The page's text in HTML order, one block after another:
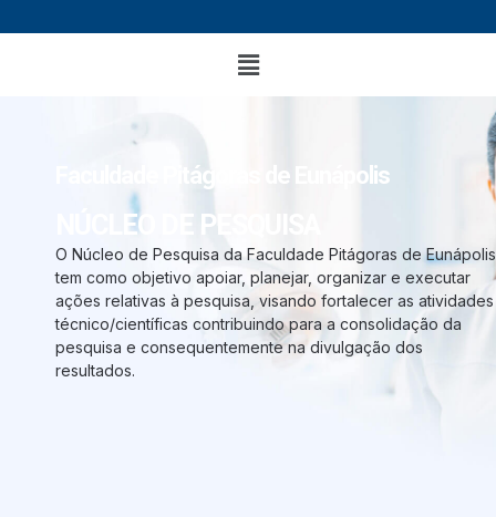
Faculdade Pitágoras de Eunápolis
NÚCLEO DE PESQUISA
O Núcleo de Pesquisa da Faculdade Pitágoras de Eunápolis
tem como objetivo apoiar, planejar, organizar e executar
ações relativas à pesquisa, visando fortalecer as atividades
técnico/científicas contribuindo para a consolidação da
pesquisa e consequentemente na divulgação dos
resultados.